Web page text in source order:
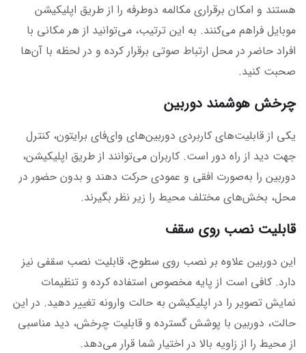
هستند و امکان برقراری مکالمه دوطرفه را از طریق اپلیکیشن
موبایل فراهم می‌کنند. به این ترتیب، می‌توانید از هر مکانی با
افراد حاضر در محل ارتباط صوتی برقرار کرده و در لحظه با آن‌ها
صحبت کنید.
چرخش هوشمند دوربین
یکی از قابلیت‌های کاربردی دوربین‌های وای‌فای برایتون، کنترل
جهت دید از راه دور است. کاربران می‌توانند از طریق اپلیکیشن،
دوربین را به‌صورت افقی و عمودی حرکت دهند و بدون حضور در
محل، بخش‌های مختلف محیط را زیر نظر بگیرند.
قابلیت نصب روی سقف
این دوربین علاوه بر نصب روی سطوح، قابلیت نصب سقفی نیز
دارد. کافی است از پایه مخصوص استفاده کرده و تنظیمات
نمایش تصویر را در اپلیکیشن به حالت وارونه تغییر دهید. در این
حالت، دوربین با پوشش گسترده و قابلیت چرخش، دید مناسبی
از محیط را از زاویه بالا در اختیار شما قرار می‌دهد.